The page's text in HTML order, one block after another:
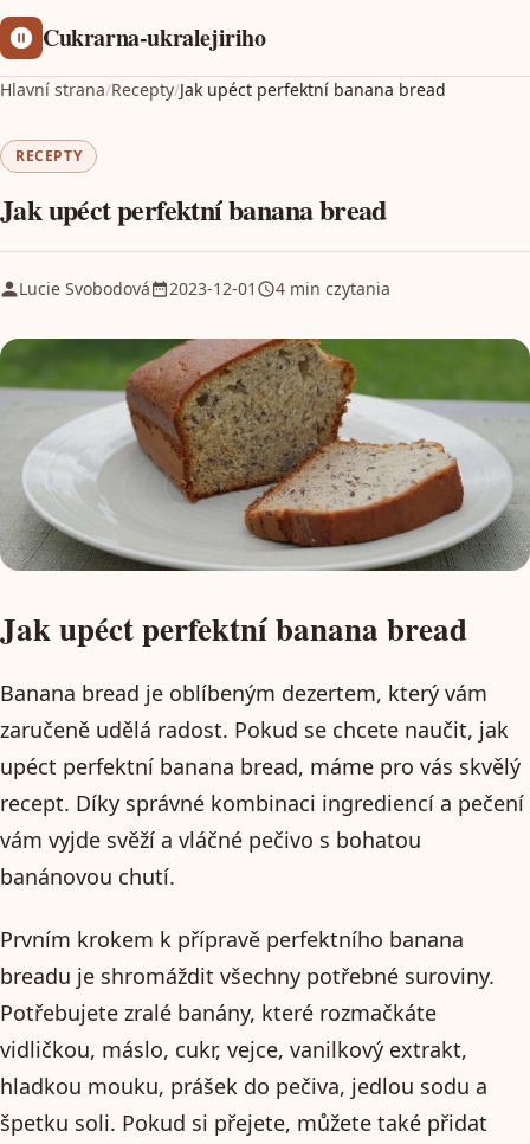
Cukrarna-ukralejiriho
Hlavní strana/Recepty/Jak upéct perfektní banana bread
RECEPTY
Jak upéct perfektní banana bread
Lucie Svobodová 2023-12-01 4 min czytania
Jak upéct perfektní banana bread
Banana bread je oblíbeným dezertem, který vám
zaručeně udělá radost. Pokud se chcete naučit, jak
upéct perfektní banana bread, máme pro vás skvělý
recept. Díky správné kombinaci ingrediencí a pečení
vám vyjde svěží a vláčné pečivo s bohatou
banánovou chutí.
Prvním krokem k přípravě perfektního banana
breadu je shromáždit všechny potřebné suroviny.
Potřebujete zralé banány, které rozmačkáte
vidličkou, máslo, cukr, vejce, vanilkový extrakt,
hladkou mouku, prášek do pečiva, jedlou sodu a
špetku soli. Pokud si přejete, můžete také přidat